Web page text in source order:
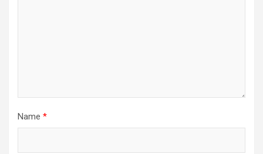
Name *